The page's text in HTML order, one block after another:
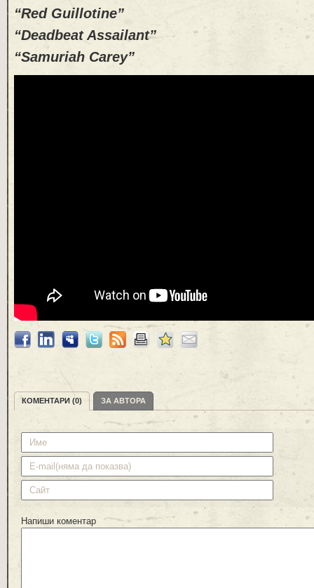
“Red Guillotine”
“Deadbeat Assailant”
“Samuriah Carey”
КОМЕНТАРИ (0) ЗА АВТОРА
Напиши коментар